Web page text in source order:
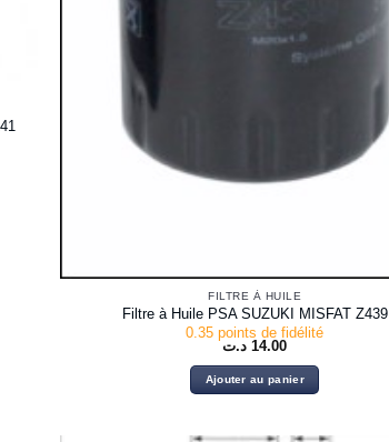
FILTRE À HUILE
Filtre à Huile PSA SUZUKI MISFAT Z439
0.35 points de fidélité
14.00 د.ت
Ajouter au panier